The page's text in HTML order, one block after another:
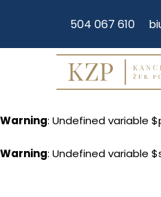
504 067 610
Warning: Undefined variable
Warning: Undefined variable